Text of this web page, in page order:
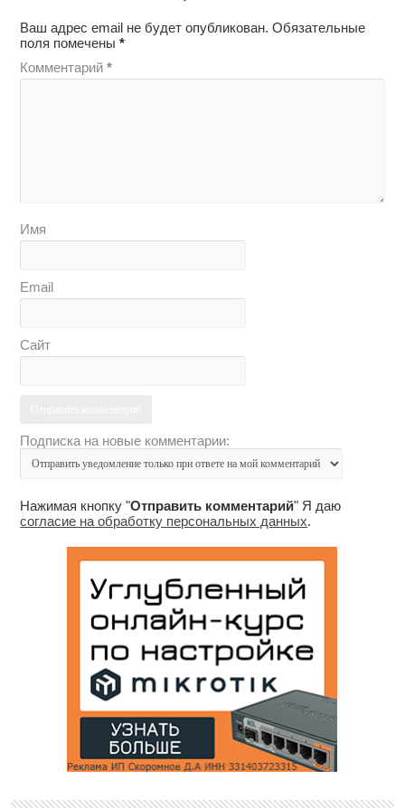
Ваш адрес email не будет опубликован. Обязательные
поля помечены*
Комментарий*
Имя
Email
Сайт
Подписка на новые комментарии:
Нажимая кнопку "Отправить комментарий" Я даю
согласие на обработку персональных данных.